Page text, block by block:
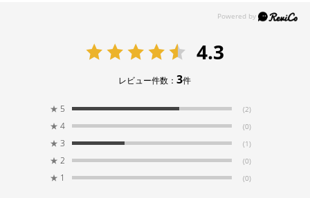
4.3
レビュー件数：3件
★ 5 (2)
★ 4 (0)
★ 3 (1)
★ 2 (0)
★ 1 (0)